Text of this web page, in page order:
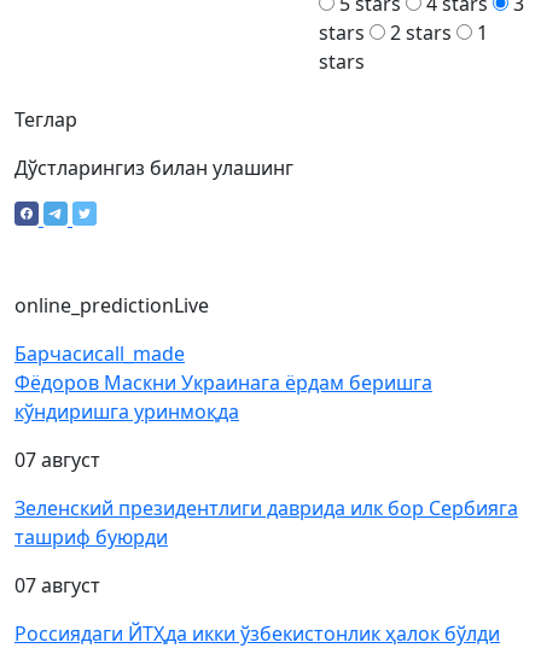
Теглар
stars
2 stars
1
stars
Дўстларингиз билан улашинг
online_predictionLive
Барчасиcall_made
Фёдоров Маскни Украинага ёрдам беришга
кўндиришга уринмоқда
07 август
Зеленский президентлиги даврида илк бор Сербияга
ташриф буюрди
07 август
Россиядаги ЙТҲда икки ўзбекистонлик ҳалок бўлди